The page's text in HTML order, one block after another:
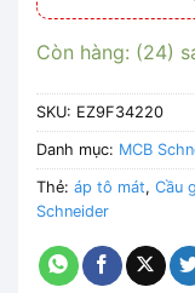
Còn hàng: (24)
SKU: EZ9F34220
Danh mục: MCB
Thẻ: áp tô mát, Cầu
Schneider